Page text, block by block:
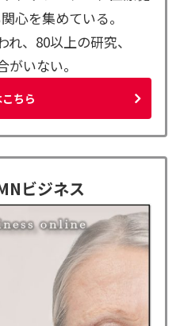
心を集めている。
、80以上の研究、
いない。
ちら
ビジネス